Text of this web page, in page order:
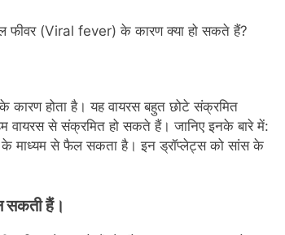
फीवर (Viral fever) के कारण क्या हो सकते हैं?
होता है। यह वायरस बहुत छोटे संक्रमित
से संक्रमित हो सकते हैं। जानिए इनके बारे में:
माध्यम से फैल सकता है। इन ड्रॉप्लेट्स को सांस के
सकती हैं।